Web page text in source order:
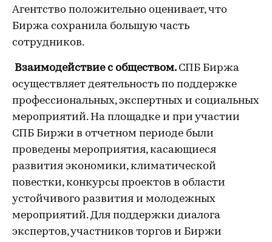
Агентство положительно оценивает, что
Биржа сохранила большую часть
сотрудников.
Взаимодействие с обществом. СПБ Биржа
осуществляет деятельность по поддержке
профессиональных, экспертных и социальных
мероприятий. На площадке и при участии
СПБ Биржи в отчетном периоде были
проведены мероприятия, касающиеся
развития экономики, климатической
повестки, конкурсы проектов в области
устойчивого развития и молодежных
мероприятий. Для поддержки диалога
экспертов, участников торгов и Биржи